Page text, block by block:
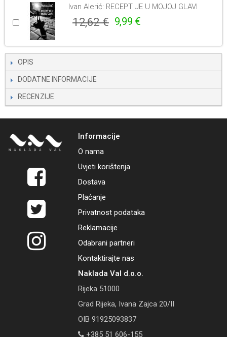
Ivan Alerić: RECEPT JE U MOJOJ GLAVI
12,62 € 9,99 €
OPIS
DODATNE INFORMACIJE
RECENZIJE
Informacije
O nama
Uvjeti korištenja
Dostava
Plaćanje
Privatnost podataka
Reklamacije
Odabrani partneri
Kontaktirajte nas
Naklada Val d.o.o.
Rijeka 51000
Grad Rijeka, Ivana Zajca 20/II
OIB 91925093837
+385 51 606-155